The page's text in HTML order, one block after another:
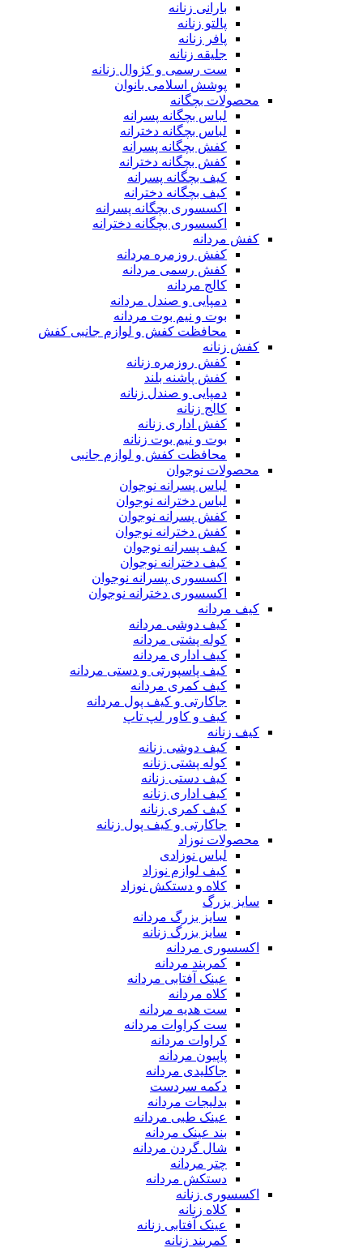
بارانی زنانه
پالتو زنانه
پافر زنانه
جلیقه زنانه
ست رسمی و کژوال زنانه
پوشش اسلامی بانوان
محصولات بچگانه
لباس بچگانه پسرانه
لباس بچگانه دخترانه
کفش بچگانه پسرانه
کفش بچگانه دخترانه
کیف بچگانه پسرانه
کیف بچگانه دخترانه
اکسسوری بچگانه پسرانه
اکسسوری بچگانه دخترانه
کفش مردانه
کفش روزمره مردانه
کفش رسمی مردانه
کالج مردانه
دمپایی و صندل مردانه
بوت و نیم بوت مردانه
محافظت کفش و لوازم جانبی کفش
کفش زنانه
کفش روزمره زنانه
کفش پاشنه بلند
دمپایی و صندل زنانه
کالج زنانه
کفش اداری زنانه
بوت و نیم بوت زنانه
محافظت کفش و لوازم جانبی
محصولات نوجوان
لباس پسرانه نوجوان
لباس دخترانه نوجوان
کفش پسرانه نوجوان
کفش دخترانه نوجوان
کیف پسرانه نوجوان
کیف دخترانه نوجوان
اکسسوری پسرانه نوجوان
اکسسوری دخترانه نوجوان
کیف مردانه
کیف دوشی مردانه
کوله پشتی مردانه
کیف اداری مردانه
کیف پاسپورتی و دستی مردانه
کیف کمری مردانه
جاکارتی و کیف پول مردانه
کیف و کاور لپ تاپ
کیف زنانه
کیف دوشی زنانه
کوله پشتی زنانه
کیف دستی زنانه
کیف اداری زنانه
کیف کمری زنانه
جاکارتی و کیف پول زنانه
محصولات نوزاد
لباس نوزادی
کیف لوازم نوزاد
کلاه و دستکش نوزاد
سایز بزرگ
سایز بزرگ مردانه
سایز بزرگ زنانه
اکسسوری مردانه
کمربند مردانه
عینک آفتابی مردانه
کلاه مردانه
ست هدیه مردانه
ست کراوات مردانه
کراوات مردانه
پاپیون مردانه
جاکلیدی مردانه
دکمه سردست
بدلیجات مردانه
عینک طبی مردانه
بند عینک مردانه
شال گردن مردانه
چتر مردانه
دستکش مردانه
اکسسوری زنانه
کلاه زنانه
عینک آفتابی زنانه
کمربند زنانه